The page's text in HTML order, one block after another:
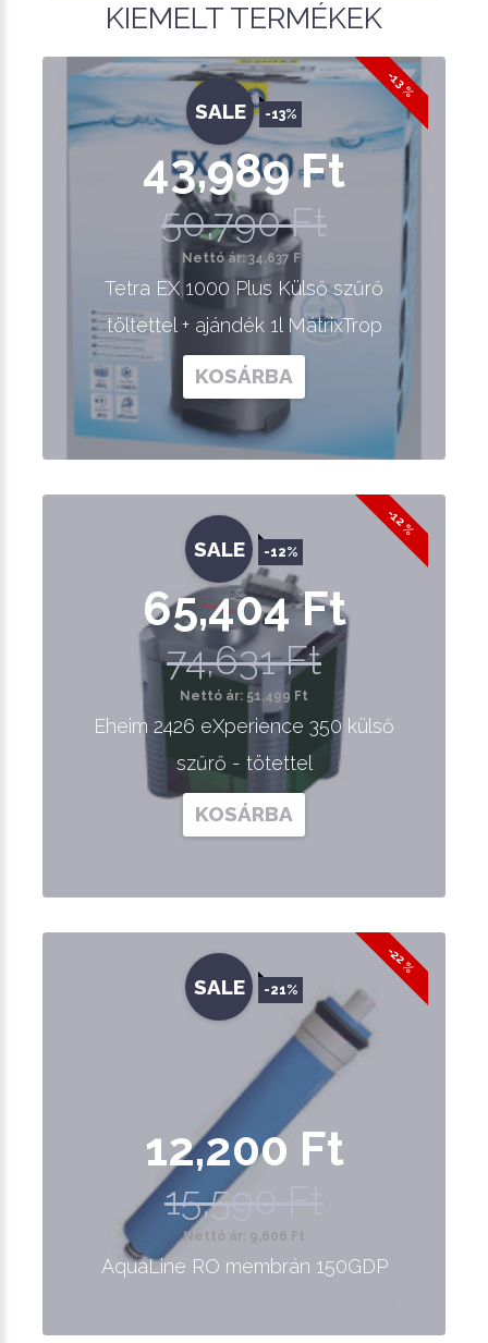
KIEMELT TERMÉKEK
-13 %
SALE -13%
43,989 Ft
50,790 Ft
Nettó ár: 34,637 Ft
Tetra EX 1000 Plus Külső szűrő
töltettel + ajándék 1l MátrixTrop
KOSÁRBA
-12 %
SALE -12%
65,404 Ft
74,631 Ft
Nettó ár: 51,499 Ft
Eheim 2426 eXperience 350 külső
szűrő - tötettel
KOSÁRBA
-22 %
SALE -21%
12,200 Ft
15,590 Ft
Nettó ár: 9,606 Ft
AquaLine RO membrán 150GDP